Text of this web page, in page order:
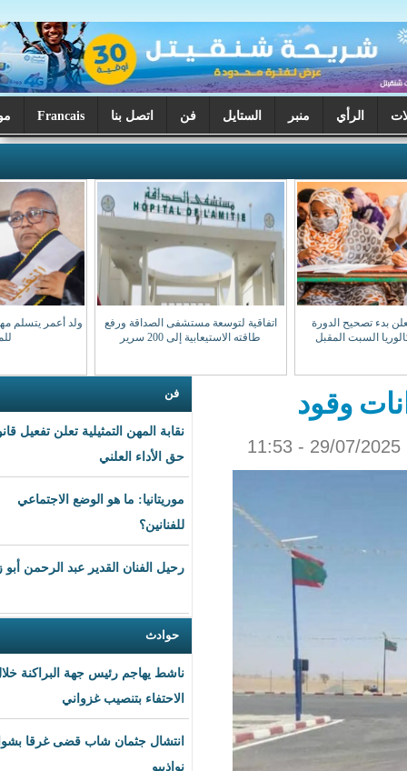
الستايل فن اتصل بنا Francais موريتانيا اليوم
اتفاقية لتوسعة مستشفى الصداقة ورفع
طاقته الاستيعابية إلى 200 سرير
ولد أعمر يتسلم مهامه نقيبا للهيئة الوطنية
نقابة المهن التمثيلية تعلن تفعيل قانون
حق الأداء العلني
موريتانيا: ما هو الوضع الاجتماعي
للفنانين؟
رحيل الفنان القدير عبد الرحمن أبو زهرة
ناشط يهاجم رئيس جهة البراكنة خلال
الاحتفاء بتنصيب غزواني
انتشال جثمان شاب قضى غرقا بشواطئ